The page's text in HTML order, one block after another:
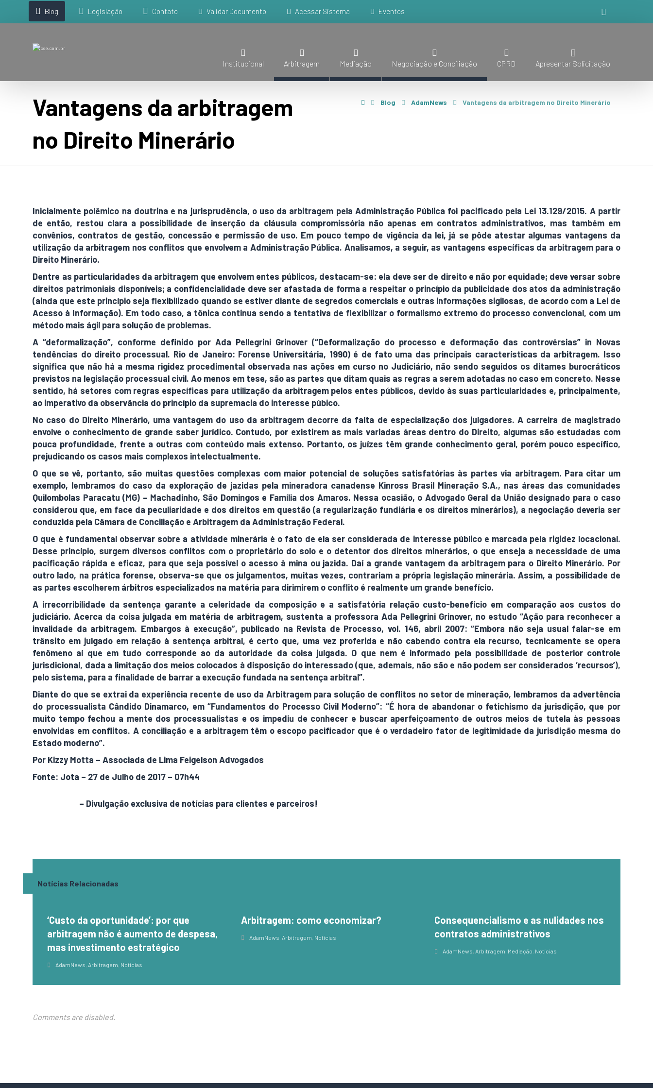
Blog Legislação Contato Validar Documento Acessar Sistema Eventos
Institucional Arbitragem Mediação Negociação e Conciliação CPRD Apresentar Solicitação
Vantagens da arbitragem
no Direito Minerário
Blog AdamNews Vantagens da arbitragem no Direito Minerário
Inicialmente polêmico na doutrina e na jurisprudência, o uso da arbitragem pela Administração Pública foi pacificado pela Lei 13.129/2015. A partir
de então, restou clara a possibilidade de inserção da cláusula compromissória não apenas em contratos administrativos, mas também em
convênios, contratos de gestão, concessão e permissão de uso. Em pouco tempo de vigência da lei, já se pôde atestar algumas vantagens da
utilização da arbitragem nos conflitos que envolvem a Administração Pública. Analisamos, a seguir, as vantagens específicas da arbitragem para o
Direito Minerário.
Dentre as particularidades da arbitragem que envolvem entes públicos, destacam-se: ela deve ser de direito e não por equidade; deve versar sobre
direitos patrimoniais disponíveis; a confidencialidade deve ser afastada de forma a respeitar o princípio da publicidade dos atos da administração
(ainda que este princípio seja flexibilizado quando se estiver diante de segredos comerciais e outras informações sigilosas, de acordo com a Lei de
Acesso à Informação). Em todo caso, a tônica continua sendo a tentativa de flexibilizar o formalismo extremo do processo convencional, com um
método mais ágil para solução de problemas.
A “deformalização”, conforme definido por Ada Pellegrini Grinover (“Deformalização do processo e deformação das controvérsias” in Novas
tendências do direito processual. Rio de Janeiro: Forense Universitária, 1990) é de fato uma das principais características da arbitragem. Isso
significa que não há a mesma rigidez procedimental observada nas ações em curso no Judiciário, não sendo seguidos os ditames burocráticos
previstos na legislação processual civil. Ao menos em tese, são as partes que ditam quais as regras a serem adotadas no caso em concreto. Nesse
sentido, há setores com regras específicas para utilização da arbitragem pelos entes públicos, devido às suas particularidades e, principalmente,
ao imperativo da observância do princípio da supremacia do interesse púbico.
No caso do Direito Minerário, uma vantagem do uso da arbitragem decorre da falta de especialização dos julgadores. A carreira de magistrado
envolve o conhecimento de grande saber jurídico. Contudo, por existirem as mais variadas áreas dentro do Direito, algumas são estudadas com
pouca profundidade, frente a outras com conteúdo mais extenso. Portanto, os juízes têm grande conhecimento geral, porém pouco específico,
prejudicando os casos mais complexos intelectualmente.
O que se vê, portanto, são muitas questões complexas com maior potencial de soluções satisfatórias às partes via arbitragem. Para citar um
exemplo, lembramos do caso da exploração de jazidas pela mineradora canadense Kinross Brasil Mineração S.A., nas áreas das comunidades
Quilombolas Paracatu (MG) – Machadinho, São Domingos e Família dos Amaros. Nessa ocasião, o Advogado Geral da União designado para o caso
considerou que, em face da peculiaridade e dos direitos em questão (a regularização fundiária e os direitos minerários), a negociação deveria ser
conduzida pela Câmara de Conciliação e Arbitragem da Administração Federal.
O que é fundamental observar sobre a atividade minerária é o fato de ela ser considerada de interesse público e marcada pela rigidez locacional.
Desse princípio, surgem diversos conflitos com o proprietário do solo e o detentor dos direitos minerários, o que enseja a necessidade de uma
pacificação rápida e eficaz, para que seja possível o acesso à mina ou jazida. Daí a grande vantagem da arbitragem para o Direito Minerário. Por
outro lado, na prática forense, observa-se que os julgamentos, muitas vezes, contrariam a própria legislação minerária. Assim, a possibilidade de
as partes escolherem árbitros especializados na matéria para dirimirem o conflito é realmente um grande benefício.
A irrecorribilidade da sentença garante a celeridade da composição e a satisfatória relação custo-benefício em comparação aos custos do
judiciário. Acerca da coisa julgada em matéria de arbitragem, sustenta a professora Ada Pellegrini Grinover, no estudo “Ação para reconhecer a
invalidade da arbitragem. Embargos à execução”, publicado na Revista de Processo, vol. 146, abril 2007: “Embora não seja usual falar-se em
trânsito em julgado em relação à sentença arbitral, é certo que, uma vez proferida e não cabendo contra ela recurso, tecnicamente se opera
fenômeno aí que em tudo corresponde ao da autoridade da coisa julgada. O que nem é informado pela possibilidade de posterior controle
jurisdicional, dada a limitação dos meios colocados à disposição do interessado (que, ademais, não são e não podem ser considerados ‘recursos’),
pelo sistema, para a finalidade de barrar a execução fundada na sentença arbitral”.
Diante do que se extrai da experiência recente de uso da Arbitragem para solução de conflitos no setor de mineração, lembramos da advertência
do processualista Cândido Dinamarco, em “Fundamentos do Processo Civil Moderno”: “É hora de abandonar o fetichismo da jurisdição, que por
muito tempo fechou a mente dos processualistas e os impediu de conhecer e buscar aperfeiçoamento de outros meios de tutela às pessoas
envolvidas em conflitos. A conciliação e a arbitragem têm o escopo pacificador que é o verdadeiro fator de legitimidade da jurisdição mesma do
Estado moderno”.
Por Kizzy Motta – Associada de Lima Feigelson Advogados
Fonte: Jota – 27 de Julho de 2017 – 07h44
– Divulgação exclusiva de notícias para clientes e parceiros!
Notícias Relacionadas
‘Custo da oportunidade’: por que
arbitragem não é aumento de despesa,
mas investimento estratégico
AdamNews, Arbitragem, Notícias
Arbitragem: como economizar?
AdamNews, Arbitragem, Notícias
Consequencialismo e as nulidades nos
contratos administrativos
AdamNews, Arbitragem, Mediação, Notícias
Comments are disabled.